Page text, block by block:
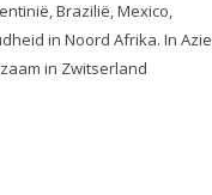
Brazilië, Mexico,
in Noord Afrika. In Azie
in Zwitserland